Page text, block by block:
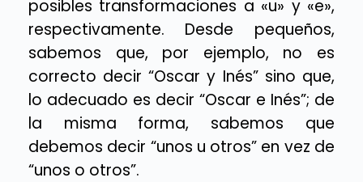
posibles transformaciones a «u» y «e»,
respectivamente. Desde pequeños,
sabemos que, por ejemplo, no es
correcto decir “Oscar y Inés” sino que,
lo adecuado es decir “Oscar e Inés”; de
la misma forma, sabemos que
debemos decir “unos u otros” en vez de
“unos o otros”.